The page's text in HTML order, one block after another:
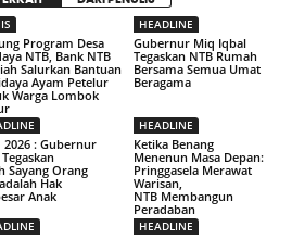
Program Desa
NTB, Bank NTB
Salurkan Bantuan
Ayam Petelur
Warga Lombok
HEADLINE
Gubernur Miq Iqbal
Tegaskan NTB Rumah
Bersama Semua Umat
Beragama
2026 : Gubernur
Sayang Orang
Hak
Anak
HEADLINE
Ketika Benang
Menenun Masa Depan:
Pringgasela Merawat
Warisan,
NTB Membangun
Peradaban
HEADLINE